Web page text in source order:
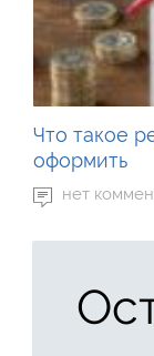
Что такое
оформить
нет